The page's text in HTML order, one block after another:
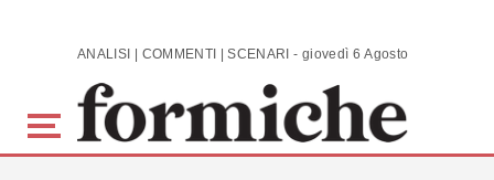
Skip to main content ANALISI | COMMENTI | SCENARI - giovedì 6 Agosto 2026